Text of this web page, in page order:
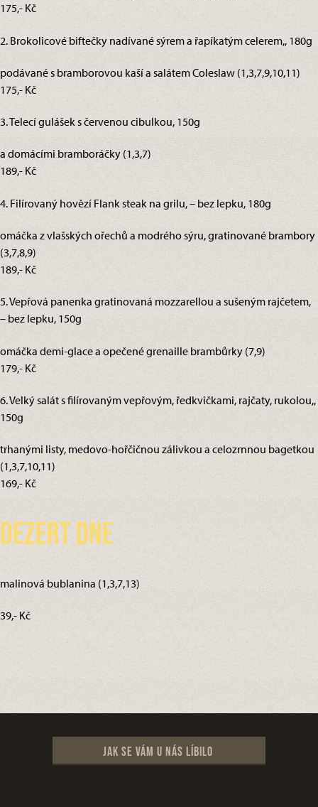
175,- Kč
2. Brokolicové biftečky nadívané sýrem a řapíkatým celerem,, 180g
podávané s bramborovou kaší a salátem Coleslaw (1,3,7,9,10,11)
175,- Kč
3. Telecí gulášek s červenou cibulkou, 150g
a domácími bramboráčky (1,3,7)
189,- Kč
4. Filírovaný hovězí Flank steak na grilu, – bez lepku, 180g
omáčka z vlašských ořechů a modrého sýru, gratinované brambory
(3,7,8,9)
189,- Kč
5. Vepřová panenka gratinovaná mozzarellou a sušeným rajčetem,
– bez lepku, 150g
omáčka demi-glace a opečené grenaille brambůrky (7,9)
179,- Kč
6. Velký salát s filírovaným vepřovým, ředkvičkami, rajčaty, rukolou,,
150g
trhanými listy, medovo-hořčičnou zálivkou a celozrnnou bagetkou
(1,3,7,10,11)
169,- Kč
Dezert dne
malinová bublanina (1,3,7,13)
39,- Kč
Jak se vám u nás líbilo